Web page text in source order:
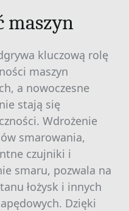
maszyn
kluczową rolę
maszyn
a nowoczesne
stają się
Wdrożenie
smarowania,
czujniki i
smaru, pozwala na
łożysk i innych
Dzięki